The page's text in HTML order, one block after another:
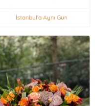
İstanbul'a Aynı Gün